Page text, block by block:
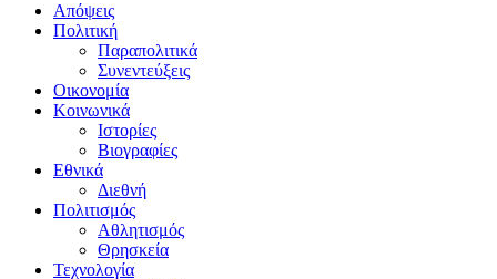
Απόψεις
Πολιτική
Παραπολιτικά
Συνεντεύξεις
Οικονομία
Κοινωνικά
Ιστορίες
Βιογραφίες
Εθνικά
Διεθνή
Πολιτισμός
Αθλητισμός
Θρησκεία
Τεχνολογία